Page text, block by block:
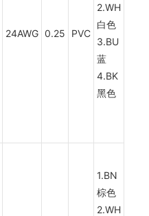
24AWG 0.25 PVC
2.WH
白色
3.BU
蓝
4.BK
黑色
1.BN
棕色
2.WH